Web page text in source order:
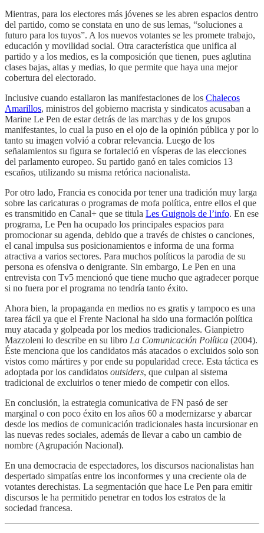
Mientras, para los electores más jóvenes se les abren espacios dentro
del partido, como se constata en uno de sus lemas, “soluciones a
futuro para los tuyos”. A los nuevos votantes se les promete trabajo,
educación y movilidad social. Otra característica que unifica al
partido y a los medios, es la composición que tienen, pues aglutina
clases bajas, altas y medias, lo que permite que haya una mejor
cobertura del electorado.
Inclusive cuando estallaron las manifestaciones de los Chalecos
Amarillos, ministros del gobierno macrista y sindicatos acusaban a
Marine Le Pen de estar detrás de las marchas y de los grupos
manifestantes, lo cual la puso en el ojo de la opinión pública y por lo
tanto su imagen volvió a cobrar relevancia. Luego de los
señalamientos su figura se fortaleció en vísperas de las elecciones
del parlamento europeo. Su partido ganó en tales comicios 13
escaños, utilizando su misma retórica nacionalista.
Por otro lado, Francia es conocida por tener una tradición muy larga
sobre las caricaturas o programas de mofa política, entre ellos el que
es transmitido en Canal+ que se titula Les Guignols de l’info. En ese
programa, Le Pen ha ocupado los principales espacios para
promocionar su agenda, debido que a través de chistes o canciones,
el canal impulsa sus posicionamientos e informa de una forma
atractiva a varios sectores. Para muchos políticos la parodia de su
persona es ofensiva o denigrante. Sin embargo, Le Pen en una
entrevista con Tv5 mencionó que tiene mucho que agradecer porque
si no fuera por el programa no tendría tanto éxito.
Ahora bien, la propaganda en medios no es gratis y tampoco es una
tarea fácil ya que el Frente Nacional ha sido una formación política
muy atacada y golpeada por los medios tradicionales. Gianpietro
Mazzoleni lo describe en su libro La Comunicación Política (2004).
Éste menciona que los candidatos más atacados o excluidos solo son
vistos como mártires y por ende su popularidad crece. Esta táctica es
adoptada por los candidatos outsiders, que culpan al sistema
tradicional de excluirlos o tener miedo de competir con ellos.
En conclusión, la estrategia comunicativa de FN pasó de ser
marginal o con poco éxito en los años 60 a modernizarse y abarcar
desde los medios de comunicación tradicionales hasta incursionar en
las nuevas redes sociales, además de llevar a cabo un cambio de
nombre (Agrupación Nacional).
En una democracia de espectadores, los discursos nacionalistas han
despertado simpatías entre los inconformes y una creciente ola de
votantes derechistas. La segmentación que hace Le Pen para emitir
discursos le ha permitido penetrar en todos los estratos de la
sociedad francesa.